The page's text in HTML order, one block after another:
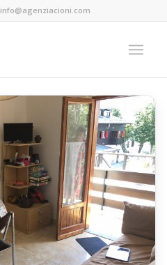
info@agenziacioni.com